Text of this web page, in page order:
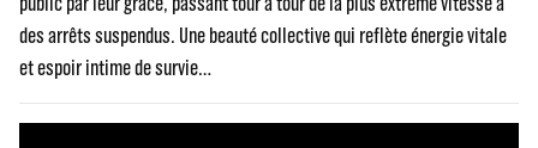
des arrêts suspendus. Une beauté collective qui reflète énergie vitale
et espoir intime de survie…